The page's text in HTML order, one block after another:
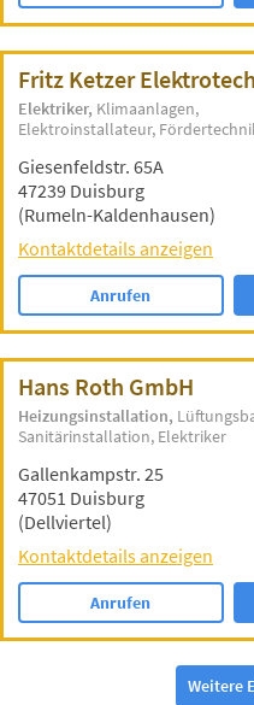
Fritz Ketzer
Elektriker Klimaanlagen
Elektroinstallateur
Giesenfeldstr. 65A
47239 Duisburg
(Rumeln-Kaldenhausen)
Kontaktdetails anzeigen
Anrufen
Hans Roth GmbH
Heizungsinstallation
Sanitärinstallation Elektriker
Gallenkampstr. 25
47051 Duisburg
(Dellviertel)
Kontaktdetails anzeigen
Anrufen
Weitere